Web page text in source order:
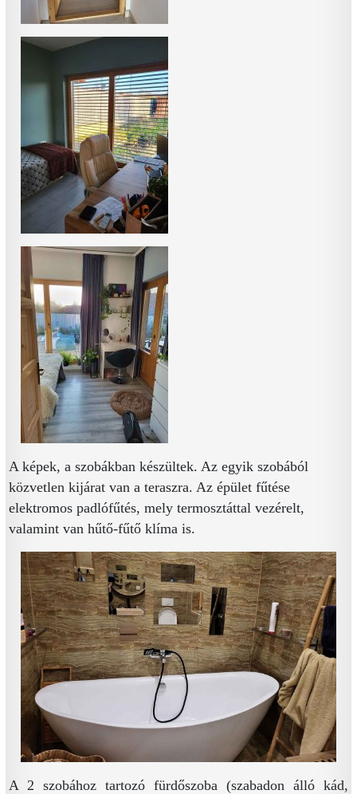
A képek, a szobákban készültek. Az egyik szobából
közvetlen kijárat van a teraszra. Az épület fűtése
elektromos padlófűtés, mely termosztáttal vezérelt,
valamint van hűtő-fűtő klíma is.
A 2 szobához tartozó fürdőszoba (szabadon álló kád,